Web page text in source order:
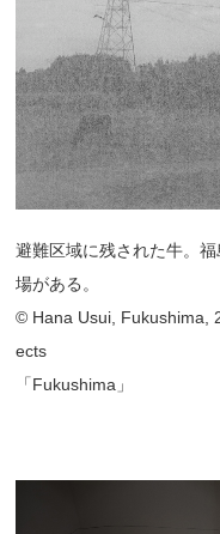
避難区域に残された牛。
場がある。
© Hana Usui, Fukushima,
ects
「Fukushima」